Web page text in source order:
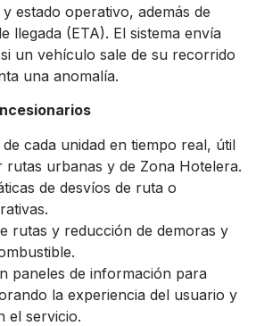
estado operativo, además de
llegada (ETA). El sistema envía
un vehículo sale de su recorrido
una anomalía.
de cada unidad en tiempo real, útil
rutas urbanas y de Zona Hotelera.
de desvíos de ruta o
rutas y reducción de demoras y
paneles de información para
la experiencia del usuario y
el servicio.